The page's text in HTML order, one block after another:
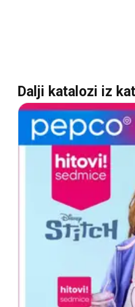
Dalji katalozi iz